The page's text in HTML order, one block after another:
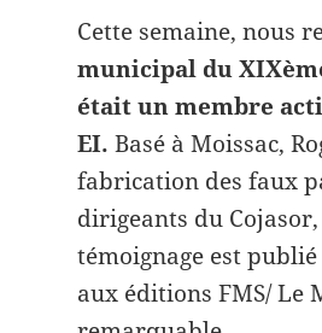
Cette semaine, nous
municipal du
était un membre
EI. Basé à Moissac,
fabrication des faux
dirigeants du
témoignage est
aux éditions FMS/ Le